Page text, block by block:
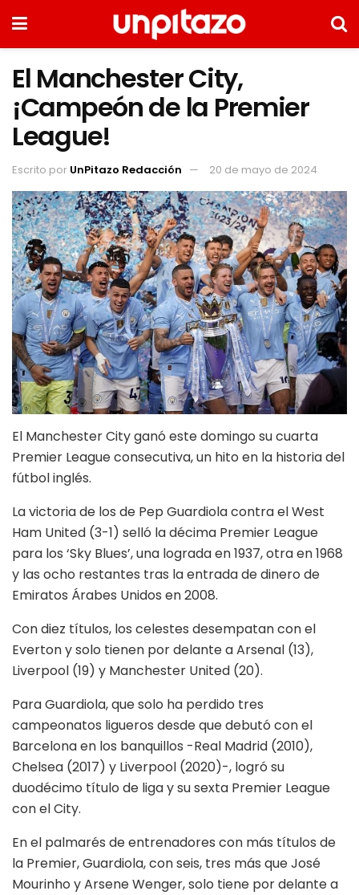
El Manchester City,
¡Campeón de la Premier
League!
Escrito por UnPitazo Redacción 20 de mayo de 2024
El Manchester City ganó este domingo su cuarta
Premier League consecutiva, un hito en la historia del
fútbol inglés.
La victoria de los de Pep Guardiola contra el West
Ham United (3-1) selló la décima Premier League
para los ‘Sky Blues’, una lograda en 1937, otra en 1968
y las ocho restantes tras la entrada de dinero de
Emiratos Árabes Unidos en 2008.
Con diez títulos, los celestes desempatan con el
Everton y solo tienen por delante a Arsenal (13),
Liverpool (19) y Manchester United (20).
Para Guardiola, que solo ha perdido tres
campeonatos ligueros desde que debutó con el
Barcelona en los banquillos -Real Madrid (2010),
Chelsea (2017) y Liverpool (2020)-, logró su
duodécimo título de liga y su sexta Premier League
con el City.
En el palmarés de entrenadores con más títulos de
la Premier, Guardiola, con seis, tres más que José
Mourinho y Arsene Wenger, solo tiene por delante a